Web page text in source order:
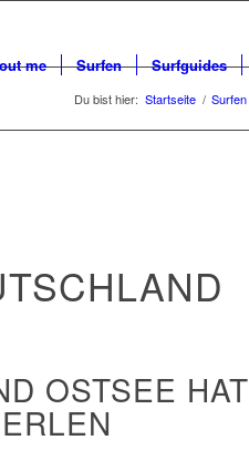
me Surfen Surfguides
Du bist hier: Startseite / Surfen
OSTSEE HAT